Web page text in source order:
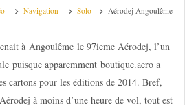
Navigation Solo Aérodej Angoulême
à Angoulême le 97ieme Aérodej, l’un
puisque apparemment boutique.aero a
cartons pour les éditions de 2014. Bref,
à moins d’une heure de vol, tout est